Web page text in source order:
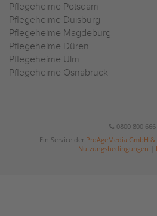
Pflegeheime Potsdam
Pflegeheime Duisburg
Pflegeheime Magdeburg
Pflegeheime Düren
Pflegeheime Ulm
Pflegeheime Osnabrück
0800 800
Ein Service der ProAgeMedia GmbH &
Nutzungsbedingungen